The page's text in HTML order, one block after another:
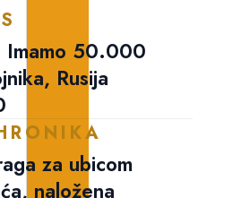
Imamo 50.000
Rusija
za ubicom
naložena